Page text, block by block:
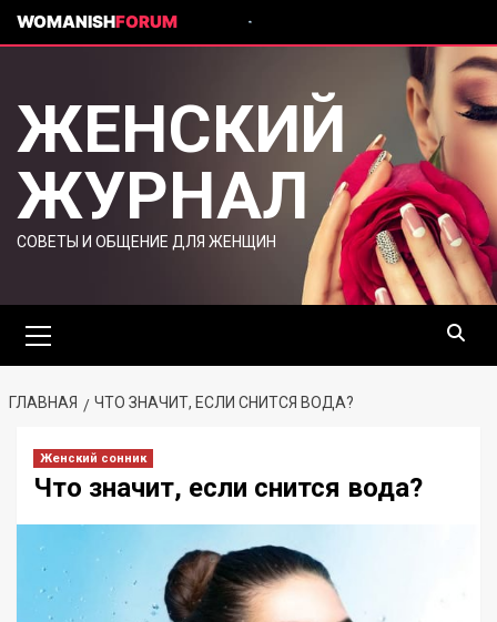
WOMANISHFORUM
ЖЕНСКИЙ
ЖУРНАЛ
СОВЕТЫ И ОБЩЕНИЕ ДЛЯ ЖЕНЩИН
ГЛАВНАЯ ЧТО ЗНАЧИТ, ЕСЛИ СНИТСЯ ВОДА?
Женский сонник
Что значит, если снится вода?